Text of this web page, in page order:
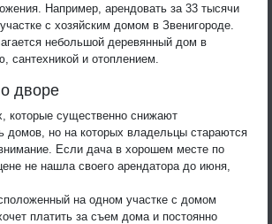
Например, арендовать за 33 тысячи
с хозяйским домом в Звенигороде.
небольшой деревянный дом в
сантехникой и отоплением.
дворе
которые существенно снижают
домов, но на которых владельцы стараются
Если дача в хорошем месте по
не нашла своего арендатора до июня,
на одном участке с домом
платить за съем дома и постоянно